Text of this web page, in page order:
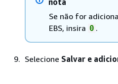
nota
Se não for
EBS, insira 0 .
Selecione Salvar e